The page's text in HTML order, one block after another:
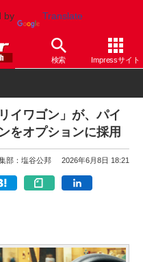
by Translate
検索 Impressサイト
イワゴン」が、パイ
をオプションに採用
部：塩谷公邦 2026年6月8日 18:21